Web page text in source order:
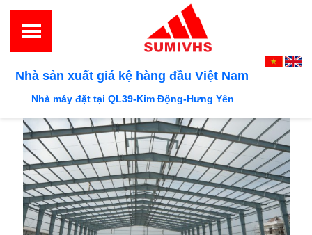
Nhà sản xuất giá kệ hàng đầu Việt Nam
Nhà máy đặt tại QL39-Kim Động-Hưng Yên